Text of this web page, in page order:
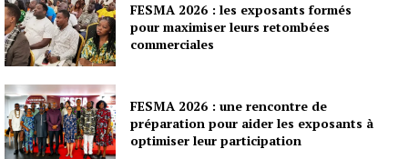
FESMA 2026 : les exposants formés
pour maximiser leurs retombées
commerciales
FESMA 2026 : une rencontre de
préparation pour aider les exposants à
optimiser leur participation